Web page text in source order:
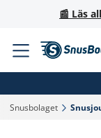
📰 Läs
Snusbolaget‎